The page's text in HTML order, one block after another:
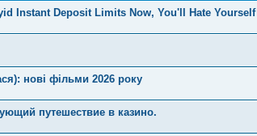
Instant Deposit Limits Now, You'll Hate
нові фільми 2026 року
путешествие в казино.